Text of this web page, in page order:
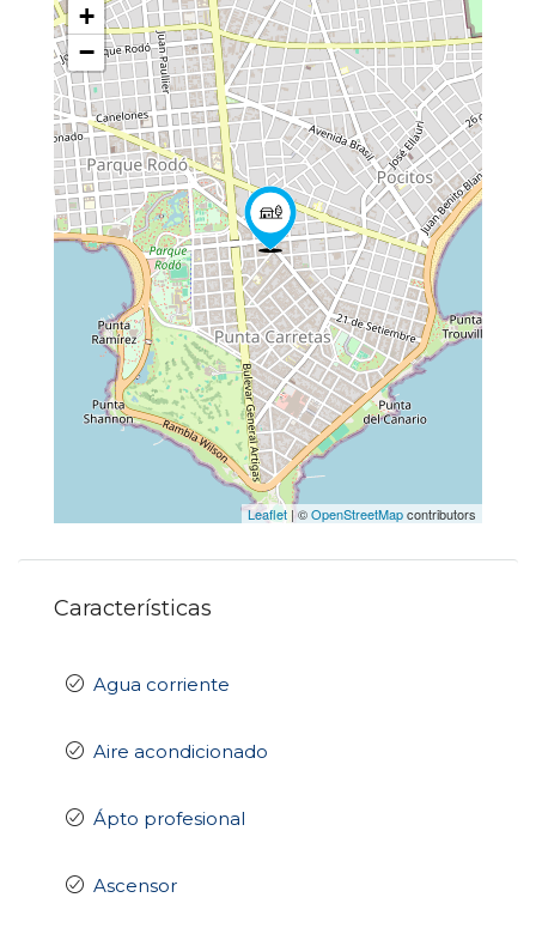
+
−
Leaflet | ©OpenStreetMapcontributors
Características
Agua corriente
Aire acondicionado
Ápto profesional
Ascensor